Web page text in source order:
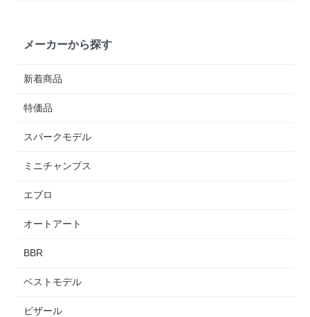
メーカーから探す
新着商品
特価品
スパークモデル
ミニチャンプス
エブロ
オートアート
BBR
ベストモデル
ビザール